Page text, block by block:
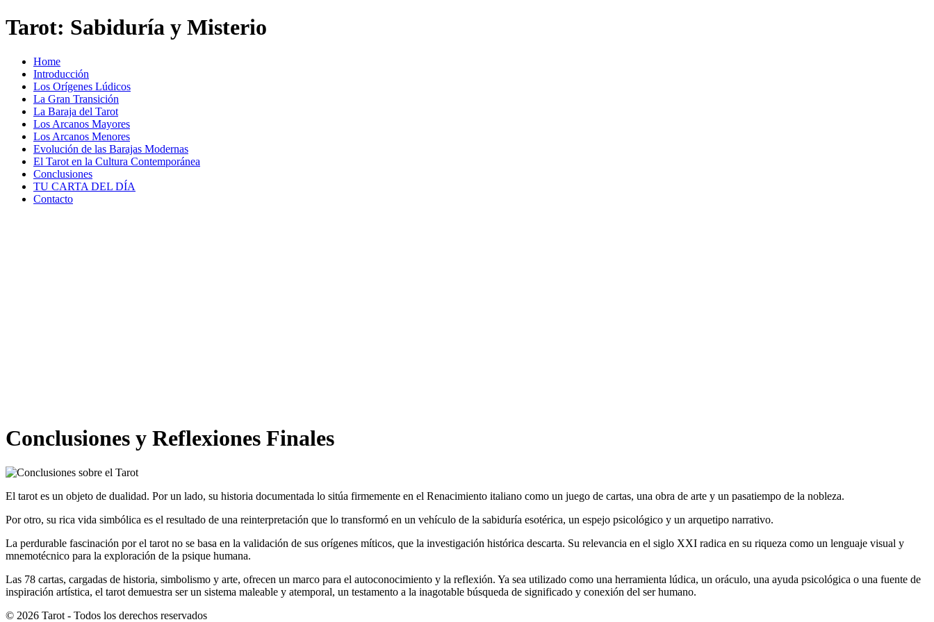
Tarot: Sabiduría y Misterio
Home
Introducción
Los Orígenes Lúdicos
La Gran Transición
La Baraja del Tarot
Los Arcanos Mayores
Los Arcanos Menores
Evolución de las Barajas Modernas
El Tarot en la Cultura Contemporánea
Conclusiones
TU CARTA DEL DÍA
Contacto
Conclusiones y Reflexiones Finales
El tarot es un objeto de dualidad. Por un lado, su historia documentada lo sitúa firmemente en el Renacimiento italiano como un juego de cartas, una obra de arte y un pasatiempo de la nobleza.
Por otro, su rica vida simbólica es el resultado de una reinterpretación que lo transformó en un vehículo de la sabiduría esotérica, un espejo psicológico y un arquetipo narrativo.
La perdurable fascinación por el tarot no se basa en la validación de sus orígenes míticos, que la investigación histórica descarta. Su relevancia en el siglo XXI radica en su riqueza como un lenguaje visual y
mnemotécnico para la exploración de la psique humana.
Las 78 cartas, cargadas de historia, simbolismo y arte, ofrecen un marco para el autoconocimiento y la reflexión. Ya sea utilizado como una herramienta lúdica, un oráculo, una ayuda psicológica o una fuente de
inspiración artística, el tarot demuestra ser un sistema maleable y atemporal, un testamento a la inagotable búsqueda de significado y conexión del ser humano.
© 2026 Tarot - Todos los derechos reservados